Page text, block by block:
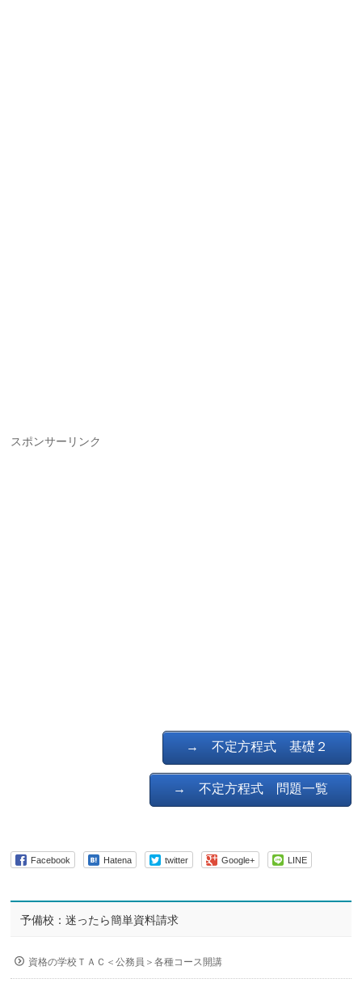
スポンサーリンク
→ 不定方程式 基礎２
→ 不定方程式 問題一覧
Facebook Hatena twitter Google+ LINE
予備校：迷ったら簡単資料請求
資格の学校ＴＡＣ＜公務員＞各種コース開講